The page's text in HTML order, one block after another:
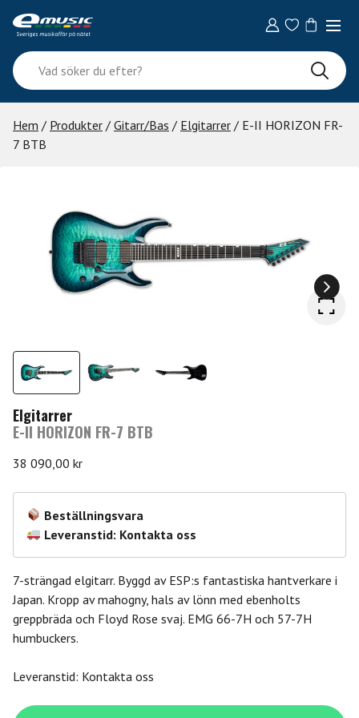
content
Vad
söker
du
efter?
Hem / Produkter / Gitarr/Bas / Elgitarrer / E-II HORIZON FR-
7 BTB
Elgitarrer
E-II HORIZON FR-7 BTB
38 090,00 kr
Beställningsvara
Leveranstid: Kontakta oss
7-strängad elgitarr. Byggd av ESP:s fantastiska hantverkare i
Japan. Kropp av mahogny, hals av lönn med ebenholts
greppbräda och Floyd Rose svaj. EMG 66-7H och 57-7H
humbuckers.
Leveranstid: Kontakta oss
E-